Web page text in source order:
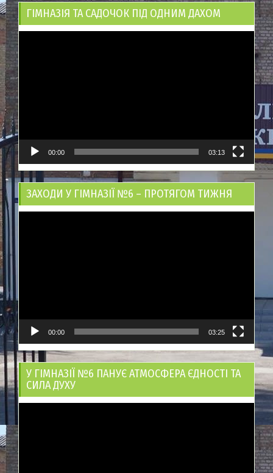
ГІМНАЗІЯ ТА САДОЧОК ПІД ОДНИМ ДАХОМ
00:00 03:13
ЗАХОДИ У ГІМНАЗІЇ №6 – ПРОТЯГОМ ТИЖНЯ
00:00 03:25
У ГІМНАЗІЇ №6 ПАНУЄ АТМОСФЕРА ЄДНОСТІ ТА
СИЛА ДУХУ